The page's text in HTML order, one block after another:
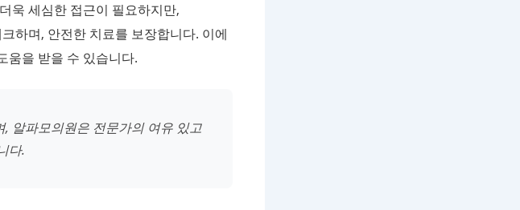
욱 세심한 접근이 필요하지만,
하며, 안전한 치료를 보장합니다. 이에
움을 받을 수 있습니다.
알파모의원은 전문가의 여유 있고
다.